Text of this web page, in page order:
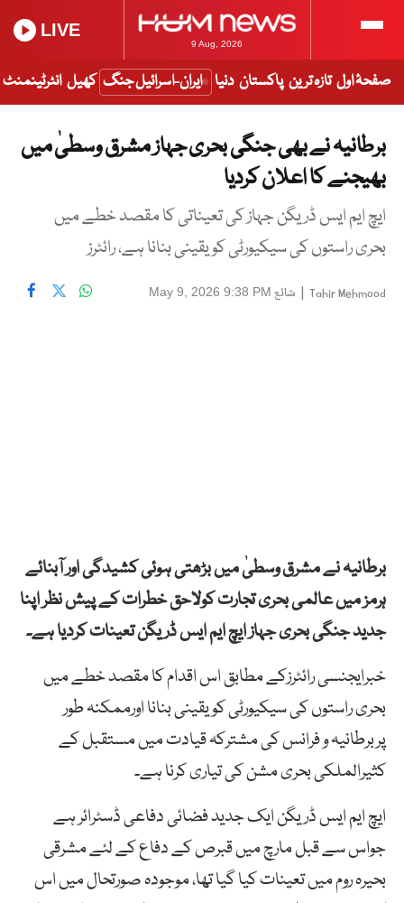
9 Aug, 2026
LIVE
صفحۂ اول تازہ ترین پاکستان دنیا ایران-اسرائیل جنگ کھیل انٹرٹینمنٹ
برطانیہ نے بھی جنگی بحری جہاز مشرق وسطیٰ میں
بھیجنے کا اعلان کردیا
ایچ ایم ایس ڈریگن جہاز کی تعیناتی کا مقصد خطے میں
بحری راستوں کی سیکیورٹی کو یقینی بنانا ہے، رائٹرز
Tahir Mehmood
| شائع May 9, 2026 9:38 PM
برطانیہ نے مشرق وسطیٰ میں بڑھتی ہوئی کشیدگی اور آبنائے
ہرمز میں عالمی بحری تجارت کولاحق خطرات کے پیش نظر اپنا
جدید جنگی بحری جہاز ایچ ایم ایس ڈریگن تعینات کردیا ہے۔
خبرایجنسی رائٹرزکے مطابق اس اقدام کا مقصد خطے میں
بحری راستوں کی سیکیورٹی کو یقینی بنانا اورممکنہ طور
پربرطانیہ و فرانس کی مشترکہ قیادت میں مستقبل کے
کثیرالملکی بحری مشن کی تیاری کرنا ہے۔
ایچ ایم ایس ڈریگن ایک جدید فضائی دفاعی ڈسٹرائر ہے
جواس سے قبل مارچ میں قبرص کے دفاع کے لئے مشرقی
بحیرہ روم میں تعینات کیا گیا تھا، موجودہ صورتحال میں اس